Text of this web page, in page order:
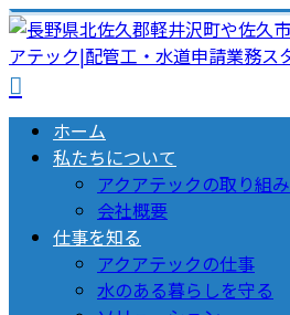
ホーム
私たちについて
アクアテックの取り組み
会社概要
仕事を知る
アクアテックの仕事
水のある暮らしを守る